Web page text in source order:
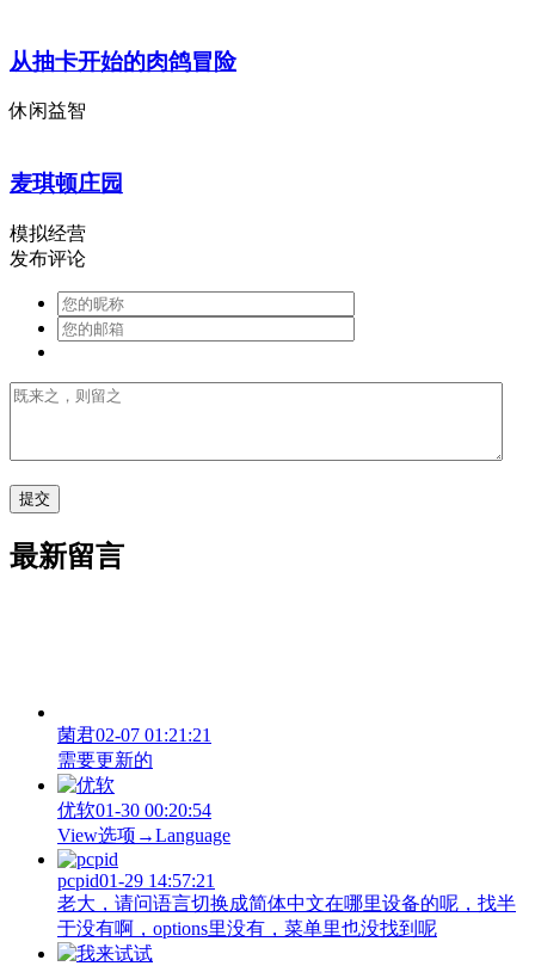
从抽卡开始的肉鸽冒险
休闲益智
麦琪顿庄园
模拟经营
发布评论
最新留言
菌君02-07 01:21:21
需要更新的
优软01-30 00:20:54
View‌选项→Language
pcpid01-29 14:57:21
老大，请问语言切换成简体中文在哪里设备的呢，找半
于没有啊，options里没有，菜单里也没找到呢